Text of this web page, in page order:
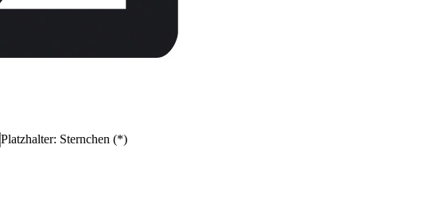
Platzhalter: Sternchen (*)